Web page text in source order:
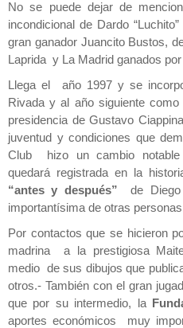
No se puede dejar de
incondicional de Dardo
gran ganador Juancito Bustos,
Laprida y La Madrid ganados
Llega el año 1997 y se
Rivada y al año siguiente
presidencia de Gustavo
juventud y condiciones que
Club hizo un cambio
quedará registrada en la
“antes y después” de Diego
importantísima de otras
Por contactos que se hicieron
madrina a la prestigiosa
medio de sus dibujos que
otros.- También con el gran
que por su intermedio, la
aportes económicos muy